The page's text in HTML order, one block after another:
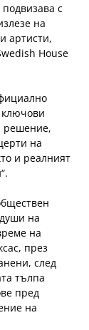
с
на
артисти,
House
ключови
решение,
на
и реалният
на
на
през
след
тълпа
пред
на